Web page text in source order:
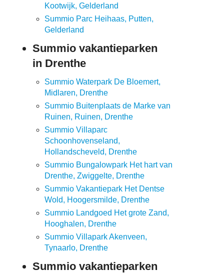
Kootwijk, Gelderland
Summio Parc Heihaas, Putten,
Gelderland
Summio vakantieparken
in Drenthe
Summio Waterpark De Bloemert,
Midlaren, Drenthe
Summio Buitenplaats de Marke van
Ruinen, Ruinen, Drenthe
Summio Villaparc
Schoonhovenseland,
Hollandscheveld, Drenthe
Summio Bungalowpark Het hart van
Drenthe, Zwiggelte, Drenthe
Summio Vakantiepark Het Dentse
Wold, Hoogersmilde, Drenthe
Summio Landgoed Het grote Zand,
Hooghalen, Drenthe
Summio Villapark Akenveen,
Tynaarlo, Drenthe
Summio vakantieparken